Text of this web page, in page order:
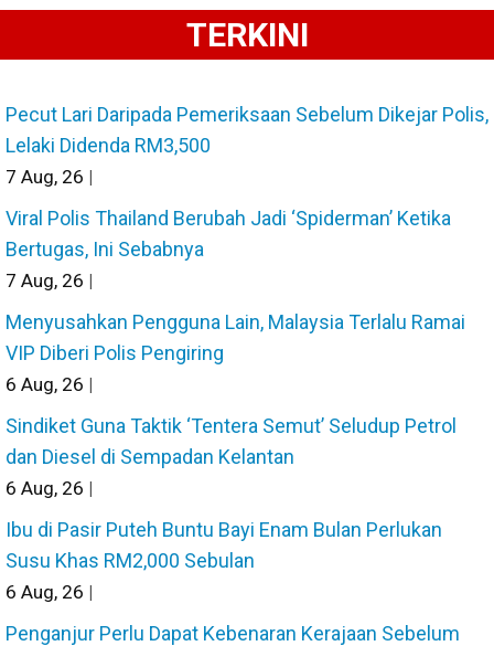
TERKINI
Pecut Lari Daripada Pemeriksaan Sebelum Dikejar Polis,
Lelaki Didenda RM3,500
7 Aug, 26 |
Viral Polis Thailand Berubah Jadi ‘Spiderman’ Ketika
Bertugas, Ini Sebabnya
7 Aug, 26 |
Menyusahkan Pengguna Lain, Malaysia Terlalu Ramai
VIP Diberi Polis Pengiring
6 Aug, 26 |
Sindiket Guna Taktik ‘Tentera Semut’ Seludup Petrol
dan Diesel di Sempadan Kelantan
6 Aug, 26 |
Ibu di Pasir Puteh Buntu Bayi Enam Bulan Perlukan
Susu Khas RM2,000 Sebulan
6 Aug, 26 |
Penganjur Perlu Dapat Kebenaran Kerajaan Sebelum